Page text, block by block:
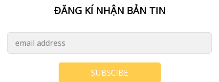
ĐĂNG KÍ NHẬN BẢN TIN
SUBSCIBE